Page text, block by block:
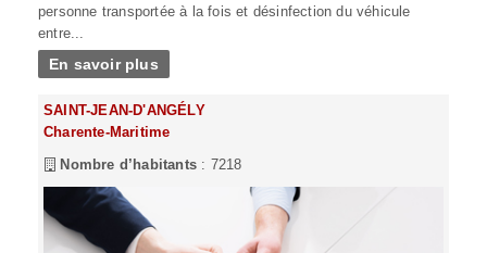
personne transportée à la fois et désinfection du véhicule
entre...
En savoir plus
SAINT-JEAN-D'ANGÉLY
Charente-Maritime
Nombre d’habitants : 7218